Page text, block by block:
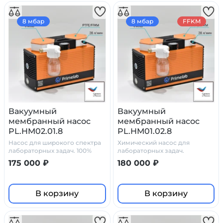
Вакуумный
мембранный насос
PL.HM02.01.8
Насос для широкого спектра
лабораторных задач. 100%
химостойкость
175 000 ₽
В корзину
8 мбар
Вакуумный
мембранный насос
PL.HM01.02.8
Химический насос для
лабораторных задач.
180 000 ₽
В корзину
8 мбар FFKM